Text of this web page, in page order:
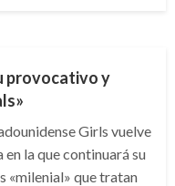
provocativo y
Girls vuelve
la que continuará su
«milenial» que tratan